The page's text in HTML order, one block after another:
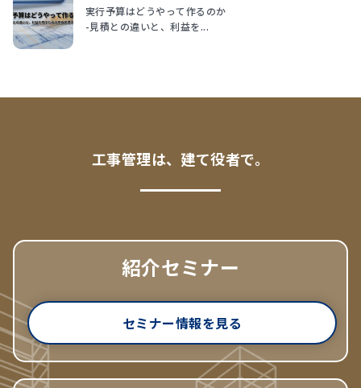
実行予算はどうやって作るのか
-見積との違いと、利益を...
工事管理は、建て役者で。
紹介セミナー
セミナー情報を見る